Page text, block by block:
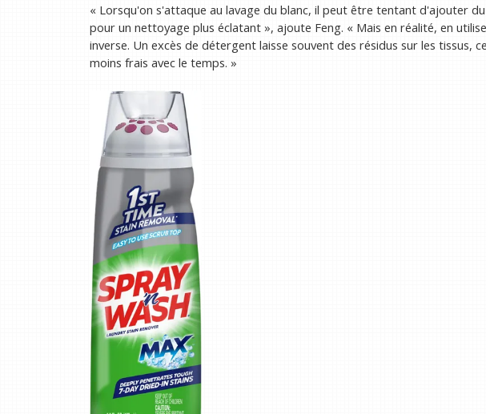
« Lorsqu'on s'attaque au lavage du blanc, il peut être tentant d'ajouter
pour un nettoyage plus éclatant », ajoute Feng. « Mais en réalité, en
inverse. Un excès de détergent laisse souvent des résidus sur les tissus,
moins frais avec le temps. »